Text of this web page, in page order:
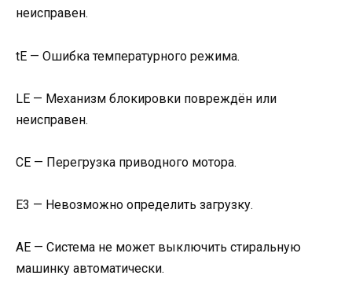
неисправен.
tE — Ошибка температурного режима.
LE — Механизм блокировки повреждён или
неисправен.
CE — Перегрузка приводного мотора.
E3 — Невозможно определить загрузку.
AE — Система не может выключить стиральную
машинку автоматически.